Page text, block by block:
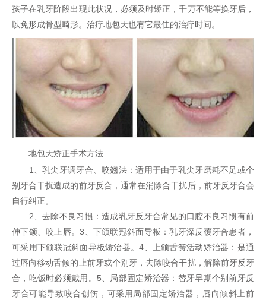
孩子在乳牙阶段出现此状况，必须及时矫正，千万不能等换牙后，
以免形成骨型畸形。治疗地包天也有它最佳的治疗时间。
地包天矫正手术方法
1、乳尖牙调牙合、咬翘法：适用于由于乳尖牙磨耗不足或个
别牙合干扰造成的前牙反合，通常在消除合干扰后，前牙反牙合会
自行纠正。
2、去除不良习惯：造成乳牙反牙合常见的口腔不良习惯有前
伸下颌、咬上唇。3、下颌联冠斜面导板：乳牙深反覆牙合患者，
可采用下颌联冠斜面导板矫治器。4、上颌舌簧活动矫治器：是通
过唇向移动舌倾的上前牙或个别牙，去除咬合干扰，解除前牙反牙
合，吃饭时必须戴用。5、局部固定矫治器：替牙早期个别前牙反
牙合可能导致咬合创伤，可采用局部固定矫治器，唇向倾斜上前